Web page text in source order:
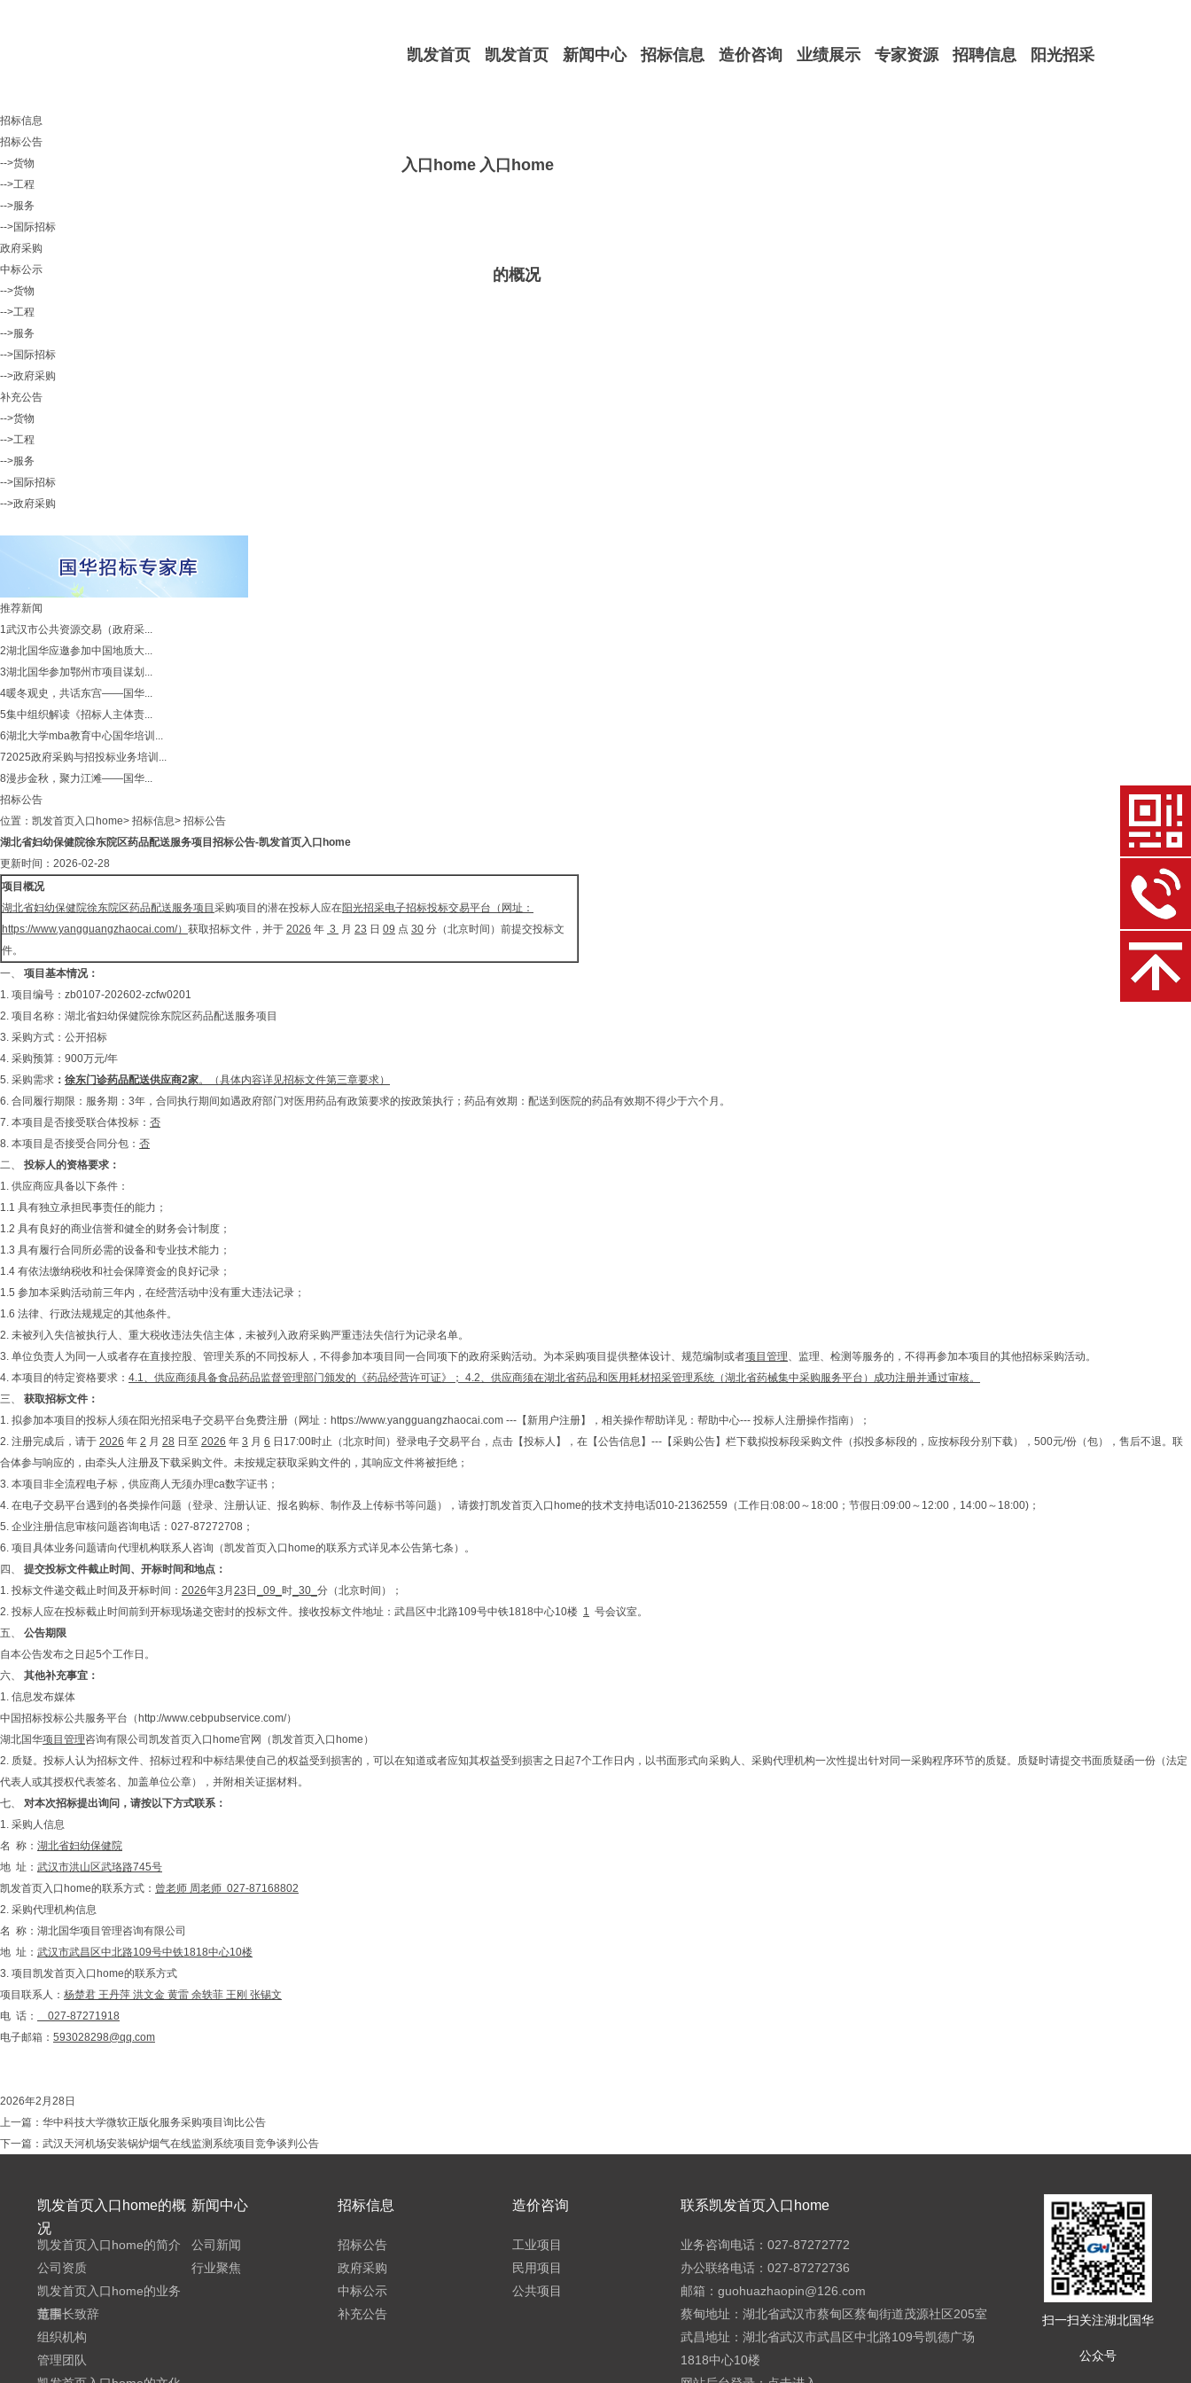
凯发首页
入口home
凯发首页
入口home
的概况
新闻中心 招标信息 造价咨询 业绩展示 专家资源 招聘信息 阳光招采
招标信息
招标公告
-->货物
-->工程
-->服务
-->国际招标
政府采购
中标公示
-->货物
-->工程
-->服务
-->国际招标
-->政府采购
补充公告
-->货物
-->工程
-->服务
-->国际招标
-->政府采购
推荐新闻
1武汉市公共资源交易（政府采...
2湖北国华应邀参加中国地质大...
3湖北国华参加鄂州市项目谋划...
4暖冬观史，共话东宫——国华...
5集中组织解读《招标人主体责...
6湖北大学mba教育中心国华培训...
72025政府采购与招投标业务培训...
8漫步金秋，聚力江滩——国华...
招标公告
位置： 凯发首页入口home> 招标信息> 招标公告
湖北省妇幼保健院徐东院区药品配送服务项目招标公告-凯发首页入口home
更新时间：2026-02-28
项目概况
湖北省妇幼保健院徐东院区药品配送服务项目 采购项目的潜在投标人应在阳光招采电子招标投标交易平台（网址：
https://www.yangguangzhaocai.com/） 获取招标文件，并于 2026 年 3 月 23 日 09 点 30 分（北京时间）前提交投标文
件。
一、 项目基本情况：
1. 项目编号：zb0107-202602-zcfw0201
2. 项目名称：湖北省妇幼保健院徐东院区药品配送服务项目
3. 采购方式：公开招标
4. 采购预算：900万元/年
5. 采购需求 ： 徐东门诊药品配送供应商2家。（具体内容详见招标文件第三章要求）
6. 合同履行期限：服务期：3年，合同执行期间如遇政府部门对医用药品有政策要求的按政策执行；药品有效期：配送到医院的药品有效期不得少于六个月。
7. 本项目是否接受联合体投标： 否
8. 本项目是否接受合同分包： 否
二、 投标人的资格要求：
1. 供应商应具备以下条件：
1.1 具有独立承担民事责任的能力；
1.2 具有良好的商业信誉和健全的财务会计制度；
1.3 具有履行合同所必需的设备和专业技术能力；
1.4 有依法缴纳税收和社会保障资金的良好记录；
1.5 参加本采购活动前三年内，在经营活动中没有重大违法记录；
1.6 法律、行政法规规定的其他条件。
2. 未被列入失信被执行人、重大税收违法失信主体，未被列入政府采购严重违法失信行为记录名单。
3. 单位负责人为同一人或者存在直接控股、管理关系的不同投标人，不得参加本项目同一合同项下的政府采购活动。为本采购项目提供整体设计、规范编制或者项目管理、监理、检测等服务的，不得再参加本项目的其他招标采购活动。
4. 本项目的特定资格要求： 4.1、 供应商须具备食品药品监督管理部门颁发的《药品经营许可证》； 4.2、 供应商须在湖北省药品和医用耗材招采管理系统（湖北省药械集中采购服务平台）成功注册并通过审核。
三、 获取招标文件 ：
1. 拟参加本项目的投标人须在阳光招采电子交易平台免费注册（网址：https://www.yangguangzhaocai.com ---【新用户注册】，相关操作帮助详见：帮助中心--- 投标人注册操作指南）；
2. 注册完成后，请于 2026 年 2 月 28 日至 2026 年 3 月 6 日17:00时止（北京时间）登录电子交易平台，点击【投标人】，在【公告信息】---【采购公告】栏下载拟投标段采购文件（拟投多标段的，应按标段分别下载），500元/份（包），售后不退。联
合体参与响应的，由牵头人注册及下载采购文件。未按规定获取采购文件的，其响应文件将被拒绝；
3. 本项目非全流程电子标，供应商人无须办理ca数字证书；
4. 在电子交易平台遇到的各类操作问题（登录、注册认证、报名购标、制作及上传标书等问题），请拨打凯发首页入口home的技术支持电话010-21362559（工作日:08:00～18:00；节假日:09:00～12:00，14:00～18:00)；
5. 企业注册信息审核问题咨询电话：027-87272708；
6. 项目具体业务问题请向代理机构联系人咨询（凯发首页入口home的联系方式详见本公告第七条）。
四、 提交投标文件截止时间、开标时间和地点：
1. 投标文件递交截止时间及开标时间： 2026年3 月 23 日 _09_ 时 _30_ 分（北京时间）；
2. 投标人应在投标截止时间前到开标现场递交密封的投标文件。接收投标文件地址：武昌区中北路109号中铁1818中心10楼 1 号会议室。
五、 公告期限
自本公告发布之日起5个工作日。
六、 其他补充事宜：
1. 信息发布媒体
中国招标投标公共服务平台（http://www.cebpubservice.com/）
湖北国华项目管理咨询有限公司凯发首页入口home官网（凯发首页入口home ）
2. 质疑。投标人认为招标文件、招标过程和中标结果使自己的权益受到损害的，可以在知道或者应知其权益受到损害之日起7个工作日内，以书面形式向采购人、采购代理机构一次性提出针对同一采购程序环节的质疑。质疑时请提交书面质疑函一份（法定
代表人或其授权代表签名、加盖单位公章），并附相关证据材料。
七、 对本次招标提出询问，请按以下方式联系：
1. 采购人信息
名 称： 湖北省妇幼保健院
地 址： 武汉市洪山区武珞路745号
凯发首页入口home的联系方式： 曾老师 周老师 027-87168802
2. 采购代理机构信息
名 称：湖北国华项目管理咨询有限公司
地 址： 武汉市武昌区中北路109号中铁1818中心10楼
3. 项目凯发首页入口home的联系方式
项目联系人： 杨楚君 王丹萍 洪文金 黄雷 余轶菲 王刚 张锡文
电 话：
027-87271918
电子邮箱： 593028298@qq.com
2026年2月28日
上一篇： 华中科技大学微软正版化服务采购项目询比公告
下一篇： 武汉天河机场安装锅炉烟气在线监测系统项目竞争谈判公告
凯发首页入口home的概
况
凯发首页入口home的简介
公司资质
凯发首页入口home的业务
范围
董事长致辞
组织机构
管理团队
新闻中心
公司新闻
行业聚焦
招标信息
招标公告
政府采购
中标公示
补充公告
造价咨询
工业项目
民用项目
公共项目
联系凯发首页入口home
业务咨询电话：027-87272772
办公联络电话：027-87272736
邮箱： guohuazhaopin@126.com
蔡甸地址：湖北省武汉市蔡甸区蔡甸街道茂源社区205室
武昌地址：湖北省武汉市武昌区中北路109号凯德广场
1818中心10楼
扫一扫关注湖北国华
公众号